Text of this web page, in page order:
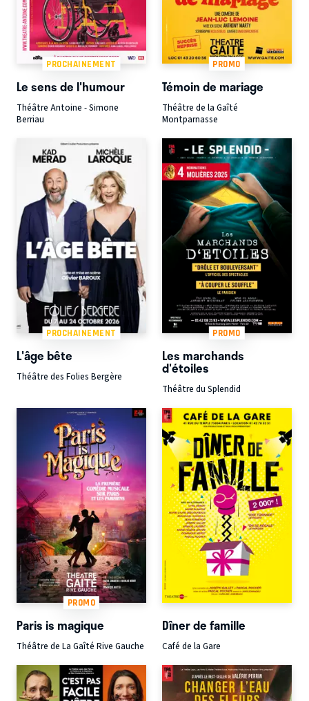
PROCHAINEMENT
Le sens de l'humour
Théâtre Antoine - Simone
Berriau
PROMO
Témoin de mariage
Théâtre de la Gaîté
Montparnasse
PROCHAINEMENT
L'âge bête
Théâtre des Folies Bergère
PROMO
Les marchands
d'étoiles
Théâtre du Splendid
PROMO
Paris is magique
Théâtre de La Gaîté Rive Gauche
Dîner de famille
Café de la Gare